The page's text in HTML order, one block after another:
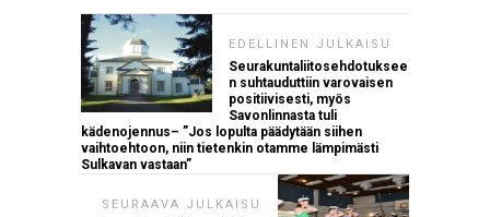
EDELLINEN JULKAISU
Seurakuntaliitosehdotuksee
n suhtauduttiin varovaisen
positiivisesti, myös
Savonlinnasta tuli
kädenojennus– ”Jos lopulta päädytään siihen
vaihtoehtoon, niin tietenkin otamme lämpimästi
Sulkavan vastaan”
SEURAAVA JULKAISU